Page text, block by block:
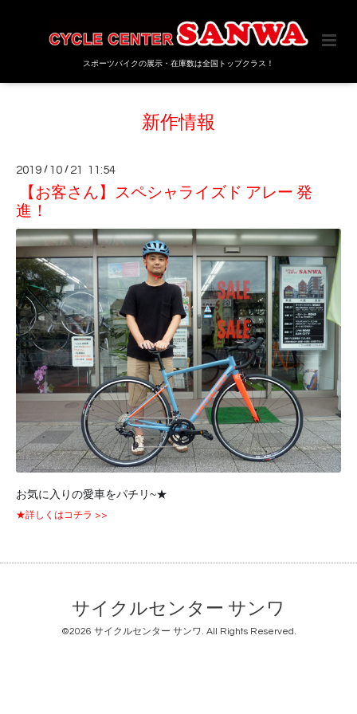
スポーツバイクの展示・在庫数は全国トップクラス！
新作情報
2019 / 10 / 21 11:54
【お客さん】スペシャライズド アレー 発
進！
お気に入りの愛車をパチリ~★
★詳しくはコチラ >>
サイクルセンター サンワ
©2026 サイクルセンター サンワ. All Rights Reserved.